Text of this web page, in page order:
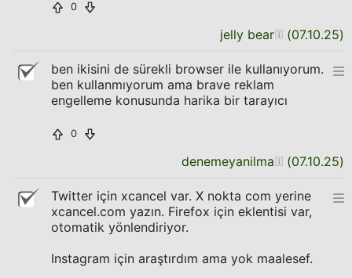
0
jelly bear (07.10.25)
ben ikisini de sürekli browser ile kullanıyorum.
ben kullanmıyorum ama brave reklam
engelleme konusunda harika bir tarayıcı
0
denemeyanilma (07.10.25)
Twitter için xcancel var. X nokta com yerine
xcancel.com yazın. Firefox için eklentisi var,
otomatik yönlendiriyor.
Instagram için araştırdım ama yok maalesef.